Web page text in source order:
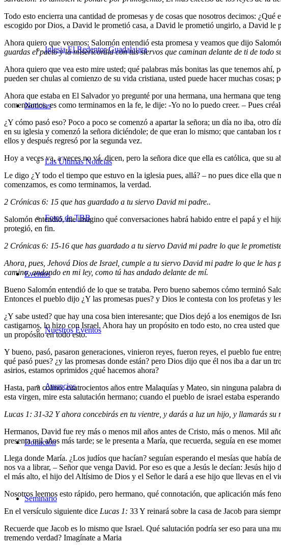
Iglesia El Redentor Guadalajara
Noticias
Las Últimas Noticias
Fotos de TBB
Eventos
Nuestros Eventos
Anuncios
Donación
Seminario
Todo esto encierra una cantidad de promesas y de cosas que nosotros decimos:
escogido por Dios, a David le prometió casa, a David le prometió ungirlo, a David
Ahora quiero que veamos; Salomón entendió esta promesa y veamos que dijo
guardas el pacto y la misericordia con tus siervos que caminan delante de ti de todo
Ahora quiero que vea esto mire usted; qué palabras más bonitas las que tenemos
pueden ser chulas al comienzo de su vida cristiana, usted puede hacer muchas
Ahora que estaba en El Salvador yo pregunté por una hermana, una hermana que
comenzamos, es como terminamos en la fe, le dije: -Yo no lo puedo creer. – Pues
¿Y cómo pasó eso? Poco a poco se comenzó a apartar la señora; un día no iba, otro
en su iglesia y comenzó la señora diciéndole; de que eran lo mismo; que cantaban
ellos y después regresó por la segunda vez.
Hoy a veces va, a veces no vá, dicen, pero la señora dice que ella es católica, que su
Le digo ¿Y todo el tiempo que estuvo en la iglesia pues, allá? – no pues dice ella
comenzamos, es como terminamos, la verdad.
2 Crónicas 6: 15 que has guardado a tu siervo David mi padre..
Salomón entendió, me imagino qué conversaciones habrá habido entre el papá y el
protegió, en fin.
2 Crónicas 6: 15-16 que has guardado a tu siervo David mi padre lo que le
Ahora, pues, Jehová Dios de Israel, cumple a tu siervo David mi padre lo que le
camino, andando en mi ley, como tú has andado delante de mí.
Bueno Salomón entendió de lo que se trataba. Pero bueno sabemos cómo terminó
Entonces el pueblo dijo ¿Y las promesas pues? y Dios le contesta con los profetas y
¿Y sabe usted? que hay una cosa bien interesante; que Dios dejó a los enemigos de
castigarnos, lo hizo con Israel. Ahora hay un propósito en todo esto, no crea usted
un propósito en todo esto.
Y bueno, pasó, pasaron generaciones, vinieron reyes, fueron reyes, el pueblo fue
qué pasó pues? ¿y las promesas donde están? pero Dios dijo que él nos iba a dar
asirios, estamos oprimidos ¿qué hacemos ahora?
Hasta, para colmo, cuatrocientos años entre Malaquías y Mateo, sin ninguna palabra
esta virgen, mire esta salutación hermano; cuando el pueblo de israel estaba
Lucas 1: 31-32 Y ahora concebirás en tu vientre, y darás a luz un hijo, y llamarás
Hermanos, David fue rey más o menos mil años antes de Cristo, más o menos. Mil
presenta mil años más tarde; se le presenta a María, que recuerda, seguía en ese
Llega donde María. ¿Los judíos que hacían? seguían esperando el mesías que había
nos va a librar, – Señor que venga David. Por eso es que a Jesús le decían: Jesús
el más alto, el hijo del Altísimo de Dios y el Señor le dará a ese hijo que llevas en el
Nosotros leemos esto rápido, pero hermano, qué connotación, que aplicación más
En el versículo siguiente dice Lucas 1: 33 Y reinará sobre la casa de Jacob para
Recuerde que Jacob es lo mismo que Israel. Qué salutación podría ser eso para una
tremendo verdad? Imagínate a Maria